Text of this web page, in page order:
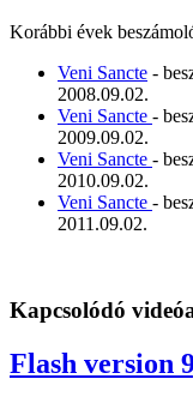
Korábbi évek
Veni Sancte -
2008.09.02.
Veni Sancte -
2009.09.02.
Veni Sancte -
2010.09.02.
Veni Sancte -
2011.09.02.
Kapcsolódó
Flash version